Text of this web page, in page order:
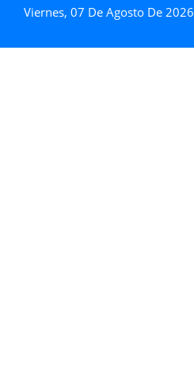
Viernes, 07 De Agosto De 2026